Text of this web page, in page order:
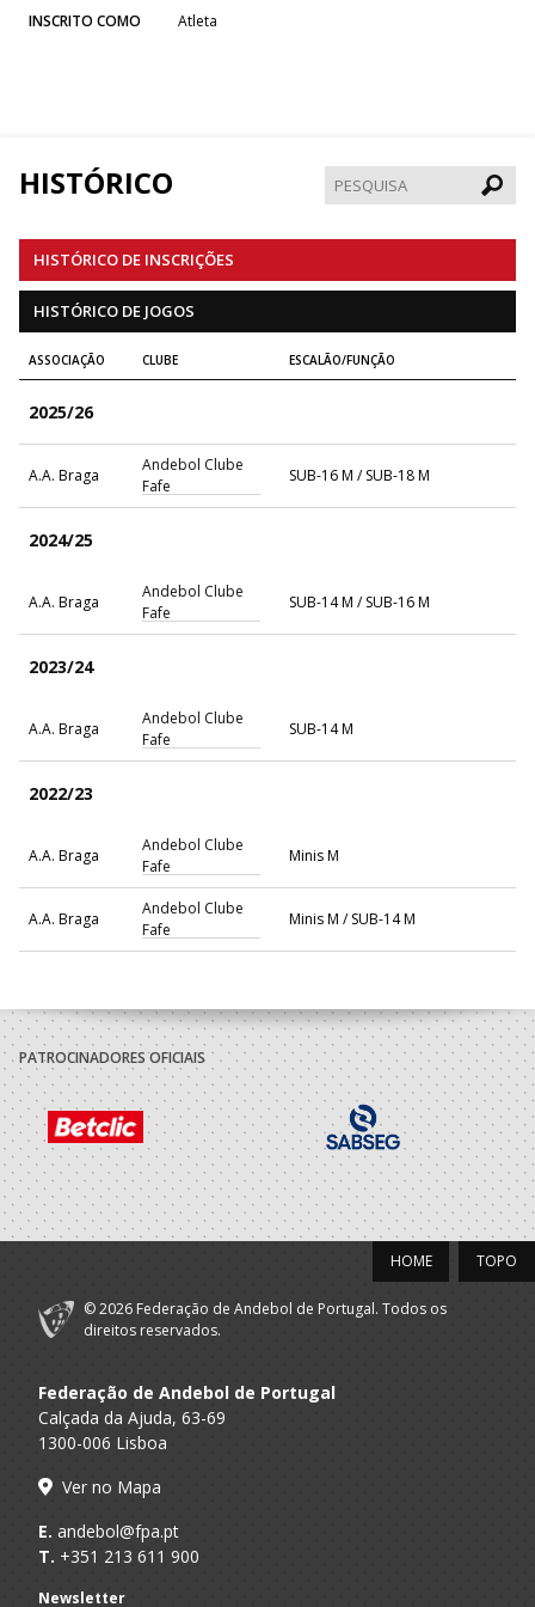
INSCRITO COMO Atleta
HISTÓRICO
HISTÓRICO DE INSCRIÇÕES
HISTÓRICO DE JOGOS
ASSOCIAÇÃO CLUBE ESCALÃO/FUNÇÃO
2025/26
A.A. Braga
Andebol Clube
Fafe
SUB-16 M / SUB-18 M
2024/25
A.A. Braga
Andebol Clube
Fafe
SUB-14 M / SUB-16 M
2023/24
A.A. Braga
Andebol Clube
Fafe
SUB-14 M
2022/23
A.A. Braga
Andebol Clube
Fafe
Minis M
A.A. Braga
Andebol Clube
Fafe
Minis M / SUB-14 M
PATROCINADORES OFICIAIS
TOPO
HOME
© 2026 Federação de Andebol de Portugal. Todos os
direitos reservados.
Federação de Andebol de Portugal
Calçada da Ajuda, 63-69
1300-006 Lisboa
Ver no Mapa
E. andebol@fpa.pt
T. +351 213 611 900
Newsletter